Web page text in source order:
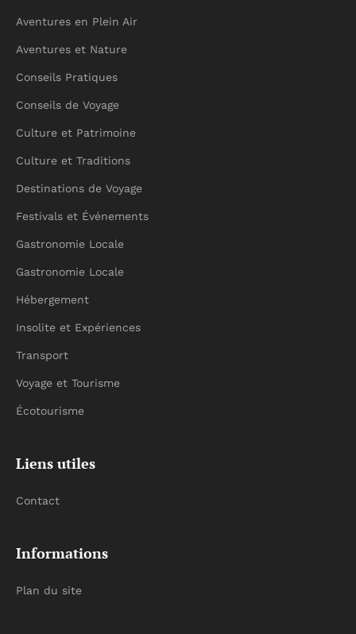
Aventures en Plein Air
Aventures et Nature
Conseils Pratiques
Conseils de Voyage
Culture et Patrimoine
Culture et Traditions
Destinations de Voyage
Festivals et Événements
Gastronomie Locale
Gastronomie Locale
Hébergement
Insolite et Expériences
Transport
Voyage et Tourisme
Écotourisme
Liens utiles
Contact
Informations
Plan du site